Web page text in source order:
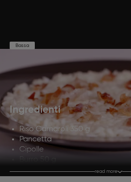
Bassa
Preparazione
10'
Cottura
20'
Ingredienti
Riso Carnaroli 350 g
Pancetta
Cipolle
Burro 50 g
Brodo di carne 500 mlread more